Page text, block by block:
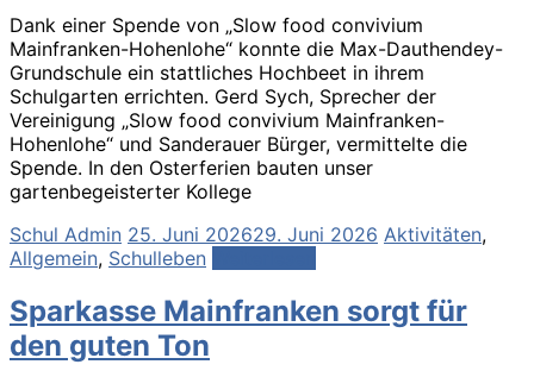
Dank einer Spende von „Slow food convivium
Mainfranken-Hohenlohe“ konnte die Max-Dauthendey-
Grundschule ein stattliches Hochbeet in ihrem
Schulgarten errichten. Gerd Sych, Sprecher der
Vereinigung „Slow food convivium Mainfranken-
Hohenlohe“ und Sanderauer Bürger, vermittelte die
Spende. In den Osterferien bauten unser
gartenbegeisterter Kollege
Schul Admin 25. Juni 202629. Juni 2026 Aktivitäten,
Allgemein, Schulleben
Sparkasse Mainfranken sorgt für
den guten Ton